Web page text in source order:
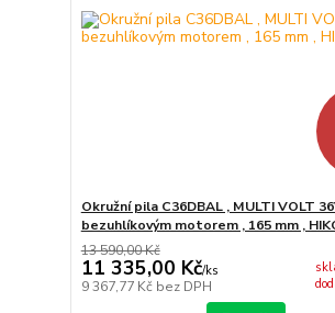
Okružní pila C36DBAL , MULTI VOLT
bezuhlíkovým motorem , 165 mm ,
13 590,00 Kč
11 335,00 Kč/ks
9 367,77 Kč bez DPH